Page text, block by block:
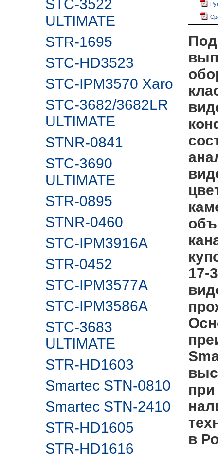
STC-3522
ULTIMATE
STR-1695
STC-HD3523
STC-IPM3570 Xaro
STC-3682/3682LR
ULTIMATE
STNR-0841
STC-3690
ULTIMATE
STR-0895
STNR-0460
STC-IPM3916A
STR-0452
STC-IPM3577A
STC-IPM3586A
STC-3683
ULTIMATE
STR-HD1603
Smartec STN-0810
Smartec STN-2410
STR-HD1605
STR-HD1616
17-
при
в